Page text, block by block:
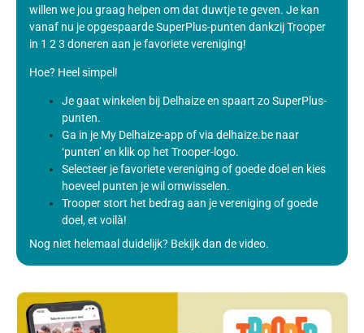
willen we jou graag helpen om dat duwtje te geven. Je kan
vanaf nu je opgespaarde SuperPlus-punten dankzij Trooper
in 1 2 3 doneren aan je favoriete vereniging!
Hoe? Heel simpel!
Je gaat winkelen bij Delhaize en spaart zo SuperPlus-
punten.
Ga in je My Delhaize-app of via delhaize.be naar
‘punten’ en klik op het Trooper-logo.
Selecteer je favoriete vereniging of goede doel en kies
hoeveel punten je wil omwisselen.
Trooper stort het bedrag aan je vereniging of goede
doel, et voilà!
Nog niet helemaal duidelijk? Bekijk dan de video.